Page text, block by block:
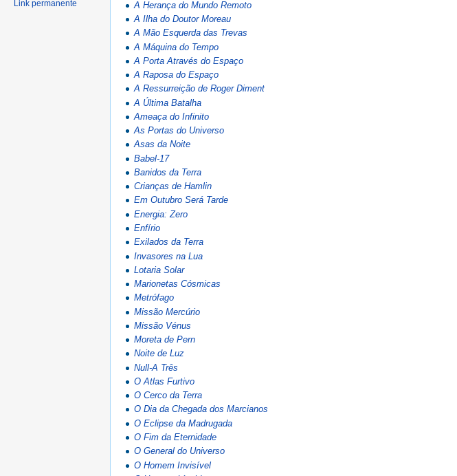
A Herança do Mundo Remoto
A Ilha do Doutor Moreau
A Mão Esquerda das Trevas
A Máquina do Tempo
A Porta Através do Espaço
A Raposa do Espaço
A Ressurreição de Roger Diment
A Última Batalha
Ameaça do Infinito
As Portas do Universo
Asas da Noite
Babel-17
Banidos da Terra
Crianças de Hamlin
Em Outubro Será Tarde
Energia: Zero
Enfírio
Exilados da Terra
Invasores na Lua
Lotaria Solar
Marionetas Cósmicas
Metrófago
Missão Mercúrio
Missão Vénus
Moreta de Pern
Noite de Luz
Null-A Três
O Atlas Furtivo
O Cerco da Terra
O Dia da Chegada dos Marcianos
O Eclipse da Madrugada
O Fim da Eternidade
O General do Universo
O Homem Invisível
Link permanente